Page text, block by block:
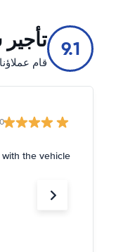
9.1
قام عملاؤنا
the vehicle